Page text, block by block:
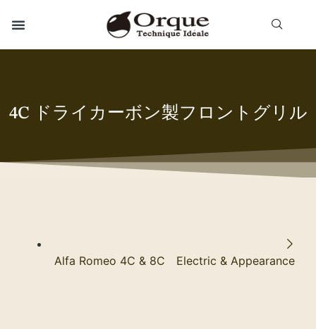
4C ドライカーボン製フロントグリル
Alfa Romeo 4C & 8C Electric & Appearance